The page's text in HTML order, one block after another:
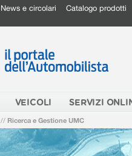
News e circolari Catalogo prodotti
VEICOLI SERVIZI
// Ricerca e Gestione UMC